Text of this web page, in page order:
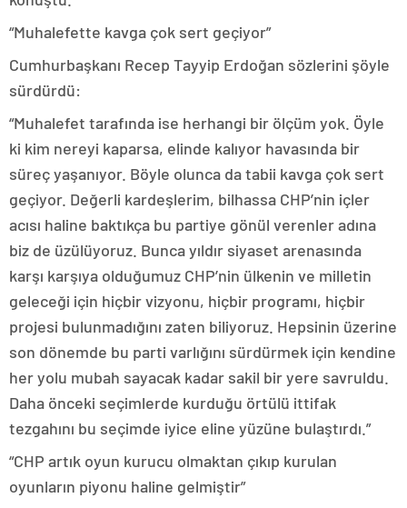
“Muhalefette kavga çok sert geçiyor”
Cumhurbaşkanı Recep Tayyip Erdoğan sözlerini şöyle
sürdürdü:
“Muhalefet tarafında ise herhangi bir ölçüm yok. Öyle
ki kim nereyi kaparsa, elinde kalıyor havasında bir
süreç yaşanıyor. Böyle olunca da tabii kavga çok sert
geçiyor. Değerli kardeşlerim, bilhassa CHP’nin içler
acısı haline baktıkça bu partiye gönül verenler adına
biz de üzülüyoruz. Bunca yıldır siyaset arenasında
karşı karşıya olduğumuz CHP’nin ülkenin ve milletin
geleceği için hiçbir vizyonu, hiçbir programı, hiçbir
projesi bulunmadığını zaten biliyoruz. Hepsinin üzerine
son dönemde bu parti varlığını sürdürmek için kendine
her yolu mubah sayacak kadar sakil bir yere savruldu.
Daha önceki seçimlerde kurduğu örtülü ittifak
tezgahını bu seçimde iyice eline yüzüne bulaştırdı.”
“CHP artık oyun kurucu olmaktan çıkıp kurulan
oyunların piyonu haline gelmiştir”